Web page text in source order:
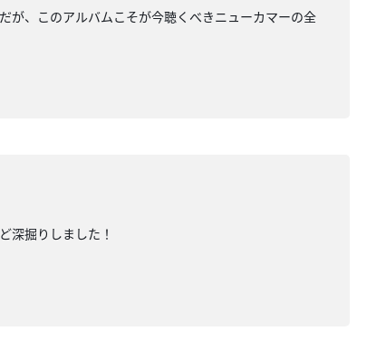
、このアルバムこそが今聴くべきニューカマーの全
深掘りしました！